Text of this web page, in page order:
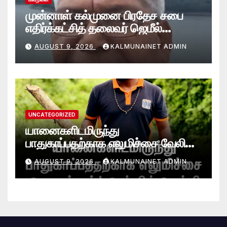
முன்னாள் கல்முனை பிரதேச சபை
எதிர்க்கட்சித் தலைவர் ஜெமீல்
காலமானார்.!
AUGUST 9, 2026 KALMUNAINET ADMIN
UNCATEGORIZED
யானைகளிடமிருந்து
பாதுகாப்பதற்காக எலுமிச்சை வேலி
அமைத்தல்’ ஆய்வில் வெற்றி
என்கிறார் வினோஜ்குமார்
AUGUST 9, 2026 KALMUNAINET ADMIN